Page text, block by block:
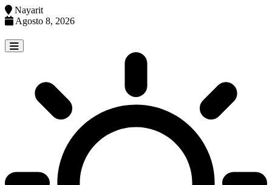
Nayarit
Agosto 8, 2026
to
content